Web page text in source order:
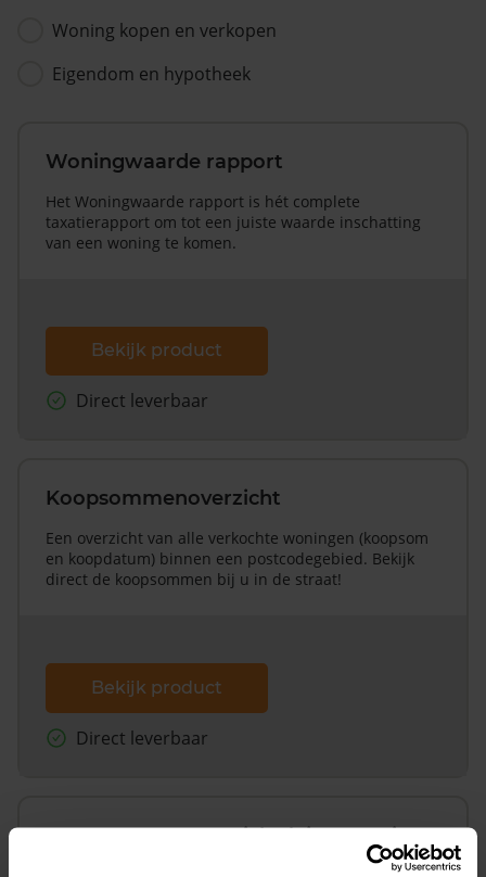
Woning kopen en verkopen
Eigendom en hypotheek
Woningwaarde rapport
Het Woningwaarde rapport is hét complete
taxatierapport om tot een juiste waarde inschatting
van een woning te komen.
Bekijk product
Direct leverbaar
Koopsommenoverzicht
Een overzicht van alle verkochte woningen (koopsom
en koopdatum) binnen een postcodegebied. Bekijk
direct de koopsommen bij u in de straat!
Bekijk product
Direct leverbaar
Koopsommenoverzicht (1 jaar gratis